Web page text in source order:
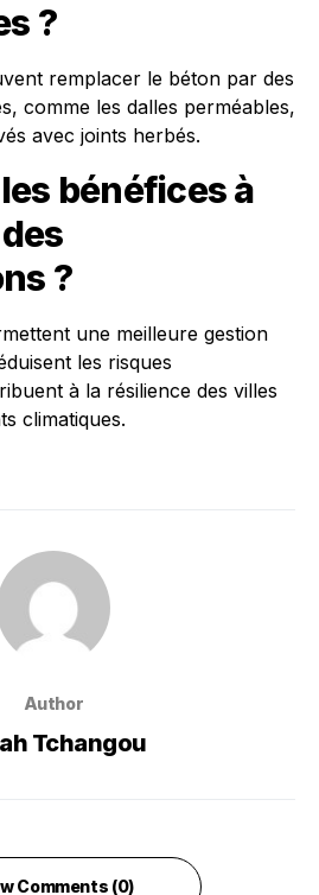
?
remplacer le béton par des
comme les dalles perméables,
avec joints herbés.
bénéfices à
?
une meilleure gestion
les risques
à la résilience des villes
climatiques.
Author
Tchangou
Comments (0)